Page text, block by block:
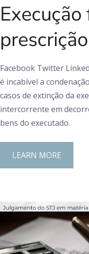
prescrição
Facebook Twitter
é incabível a
casos de extinção da
intercorrente em
bens do executado.
LEARN MORE